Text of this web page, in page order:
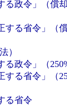
る政令」（償
する省令」（
）
る政令」（
する省令」（
る省令